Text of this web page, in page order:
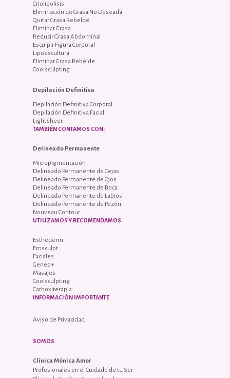
Criolipolisis
Eliminación de Grasa No Deseada
Quitar Grasa Rebelde
Eliminar Grasa
Reducir Grasa Abdominal
Esculpir Figura Corporal
Lipoescultura
Eliminar Grasa Rebelde
Coolsculpting
Depilación Definitiva
Depilación Definitiva Corporal
Depilación Definitiva Facial
LightSheer
TAMBIÉN CONTAMOS CON:
Delineado Permanente
Micropigmentación
Delineado Permanente de Cejas
Delineado Permanente de Ojos
Delineado Permanente de Boca
Delineado Permanente de Labios
Delineado Permanente de Pezón
Nouveau Contour
UTILIZAMOS Y RECOMENDAMOS
Esthederm
Emsculpt
Faciales
Geneo+
Masajes
Coolsculpting
Carboxiterapia
INFORMACIÓN IMPORTANTE
Aviso de Privacidad
SOMOS
Clínica Mónica Amor
Profesionales en el Cuidado de tu Ser